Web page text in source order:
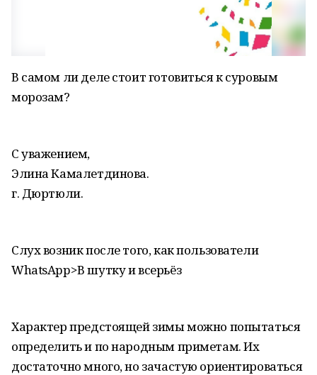
В самом ли деле стоит готовиться к суровым
морозам?
С уважением,
Элина Камалетдинова.
г. Дюртюли.
Слух возник после того, как пользователи
WhatsApp>В шутку и всерьёз
Характер предстоящей зимы можно попытаться
определить и по народным приметам. Их
достаточно много, но зачастую ориентироваться